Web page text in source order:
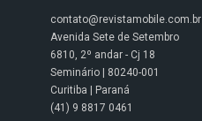
contato@revistamobile.com.br
Avenida Sete de Setembro
6810, 2º andar - Cj 18
Seminário | 80240-001
Curitiba | Paraná
(41) 9 8817 0461